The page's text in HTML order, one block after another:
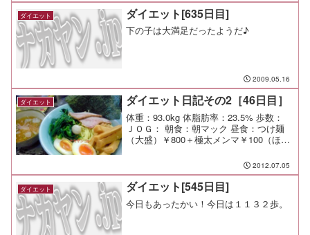
ダイエット ダイエット[635日目]
下の子は大満足だったようだ♪
2009.05.16
ダイエット ダイエット日記その2［46日目］
体重：93.0kg 体脂肪率：23.5% 歩数：
ＪＯＧ： 朝食：朝マック 昼食：つけ麺
（大盛）￥800＋極太メンマ￥100（ほど
2012.07.05
ダイエット ダイエット[545日目]
今日もあったかい！今日は１１３２歩。